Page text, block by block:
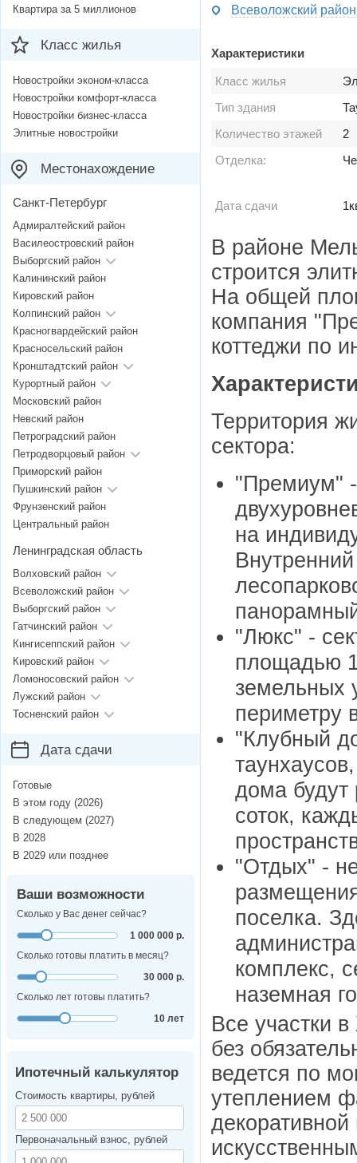
Всеволожский
Характеристики
Класс жилья
Тип здания
Количество этажей
2
Отделка:
Дата сдачи
В районе
строится
На общей
компания
коттеджи по
Территория
сектора:
"Премиум" -
на
"Люкс" -
площадью
земельных
периметру
"Клубный
дома будут
соток,
"Отдых" -
поселка.
комплекс,
наземная
Все участки
без
ведется по
утеплением
Квартира за 5 миллионов
Класс жилья
Новостройки эконом-класса
Новостройки комфорт-класса
Новостройки бизнес-класса
Элитные новостройки
Местонахождение
Санкт-Петербург
Адмиралтейский район
Василеостровский район
Выборгский район
Калининский район
Кировский район
Колпинский район
Красногвардейский район
Красносельский район
Кронштадтский район
Курортный район
Московский район
Невский район
Петроградский район
Петродворцовый район
Приморский район
Пушкинский район
Фрунзенский район
Центральный район
Ленинградская область
Волховский район
Всеволожский район
Выборгский район
Гатчинский район
Кингисеппский район
Кировский район
Ломоносовский район
Лужский район
Тосненский район
Дата сдачи
Готовые
В этом году (2026)
В следующем (2027)
В 2028
В 2029 или позднее
Ваши возможности
Сколько у Вас денег сейчас?
1 000 000 р.
Сколько готовы платить в месяц?
30 000 р.
Сколько лет готовы платить?
10 лет
Ипотечный калькулятор
Стоимость квартиры, рублей
Первоначальный взнос, рублей